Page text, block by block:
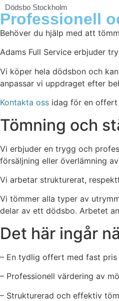
Dödsbo Stockholm
Professionell
Behöver du hjälp med att
Adams Full Service erbjuder
Vi köper hela dödsbon och
anpassar vi uppdraget efter
Kontakta oss idag för en offert
Tömning och
Vi erbjuder en trygg och
försäljning eller överlämning
Vi arbetar strukturerat,
Vi tömmer alla typer av
delar av ett dödsbo. Arbetet
Det här ingår
– En tydlig offert med fast
– Professionell värdering av
– Strukturerad och effektiv